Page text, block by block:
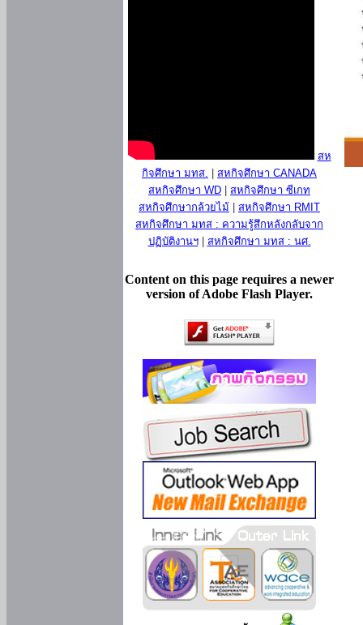
สห
กิจศึกษา มทส.
สหกิจศึกษา CANADA
สหกิจศึกษา WD
สหกิจศึกษา ซีเกท
สหกิจศึกษากล้วยไม้
สหกิจศึกษา RMIT
สหกิจศึกษา มทส : ความรู้สึกหลังกลับจาก
ปฏิบัติงานฯ| สหกิจศึกษา มทส : นศ.
Content on this page requires a newer
version of Adobe Flash Player.